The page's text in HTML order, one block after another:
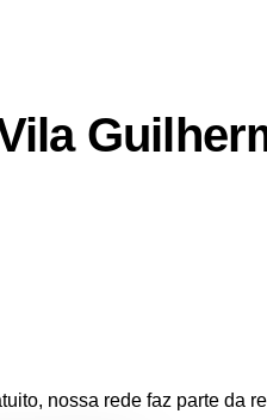
nossa rede faz parte da